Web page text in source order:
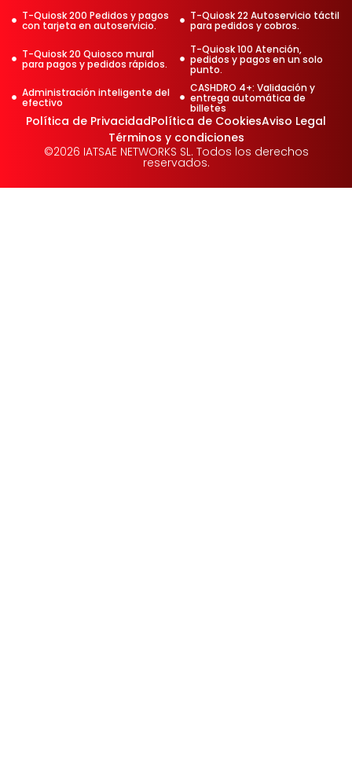
T-Quiosk 200 Pedidos y pagos
con tarjeta en autoservicio.
T-Quiosk 22 Autoservicio táctil
para pedidos y cobros.
T-Quiosk 20 Quiosco mural
para pagos y pedidos rápidos.
T-Quiosk 100 Atención,
pedidos y pagos en un solo
punto.
Administración inteligente del
efectivo
CASHDRO 4+: Validación y
entrega automática de
billetes
Política de PrivacidadPolítica de CookiesAviso Legal
Términos y condiciones
©2026 IATSAE NETWORKS SL. Todos los derechos
reservados.